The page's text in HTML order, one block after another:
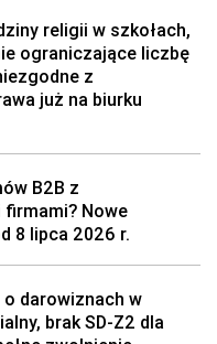
religii w szkołach,
ograniczające liczbę
z
już na biurku
B2B z
Nowe
8 lipca 2026 r.
darowiznach w
brak SD-Z2 dla